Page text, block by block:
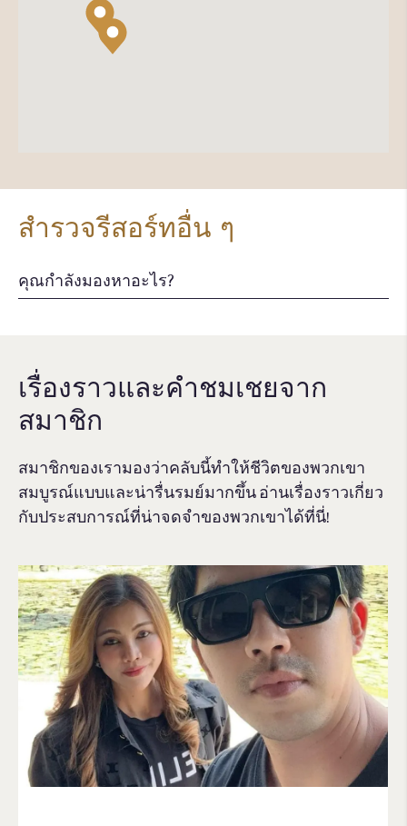
สำรวจรีสอร์ทอื่น ๆ
เรื่องราวและคําชมเชยจาก
สมาชิก
สมาชิกของเรามองว่าคลับนี้ทำให้ชีวิตของพวกเขา
สมบูรณ์แบบและน่ารื่นรมย์มากขึ้น อ่านเรื่องราวเกี่ยว
กับประสบการณ์ที่น่าจดจําของพวกเขาได้ที่นี่!